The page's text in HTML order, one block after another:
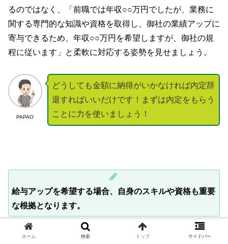
るのではなく、「前職では年収○○万円でしたが、業務に
関する専門的な知識や資格を取得し、御社の業績アップに
寄与できるため、年収○○万円を希望しますが、御社の規
程に従います」と柔軟に対応する姿勢を見せましょう。
PAPAO
どうしても金額に納得がいかなければ内定辞
退すればいいだけです！まずは内定をもらう
ことに力を使いましょう！
給与アップを希望する場合、自身のスキルや資格も重要
な根拠となります。
ホーム 検索 トップ サイドバー